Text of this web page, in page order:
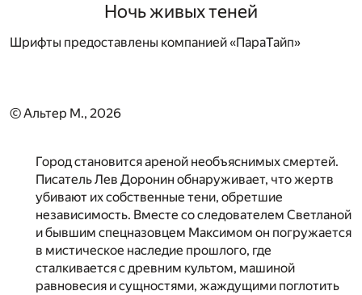
Ночь живых теней
Шрифты предоставлены компанией «ПараТайп»
© Альтер М., 2026
Город становится ареной необъяснимых смертей.
Писатель Лев Доронин обнаруживает, что жертв
убивают их собственные тени, обретшие
независимость. Вместе со следователем Светланой
и бывшим спецназовцем Максимом он погружается
в мистическое наследие прошлого, где
сталкивается с древним культом, машиной
равновесия и сущностями, жаждущими поглотить